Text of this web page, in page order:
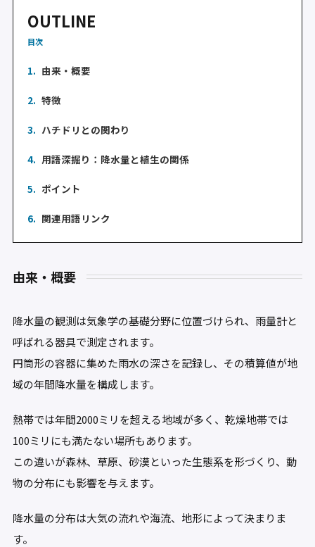
OUTLINE
目次
1. 由来・概要
2. 特徴
3. ハチドリとの関わり
4. 用語深掘り：降水量と植生の関係
5. ポイント
6. 関連用語リンク
由来・概要
降水量の観測は気象学の基礎分野に位置づけられ、雨量計と
呼ばれる器具で測定されます。
円筒形の容器に集めた雨水の深さを記録し、その積算値が地
域の年間降水量を構成します。
熱帯では年間2000ミリを超える地域が多く、乾燥地帯では
100ミリにも満たない場所もあります。
この違いが森林、草原、砂漠といった生態系を形づくり、動
物の分布にも影響を与えます。
降水量の分布は大気の流れや海流、地形によって決まりま
す。